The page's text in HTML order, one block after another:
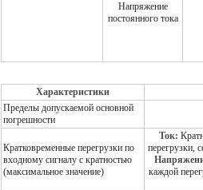
Напряжение
постоянного тока
Характеристики
Пределы допускаемой основной
погрешности
Кратковременные перегрузки по
входному сигналу с кратностью
(максимальное значение)
Ток:
перегрузки,
каждой